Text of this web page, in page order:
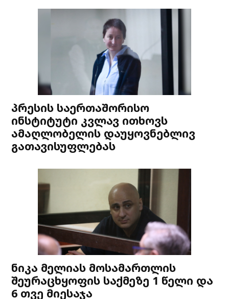
პრესის საერთაშორისო
ინსტიტუტი კვლავ ითხოვს
ამაღლობელის დაუყოვნებლივ
გათავისუფლებას
ნიკა მელიას მოსამართლის
შეურაცხყოფის საქმეზე 1 წელი და
6 თვე მიესაჯა